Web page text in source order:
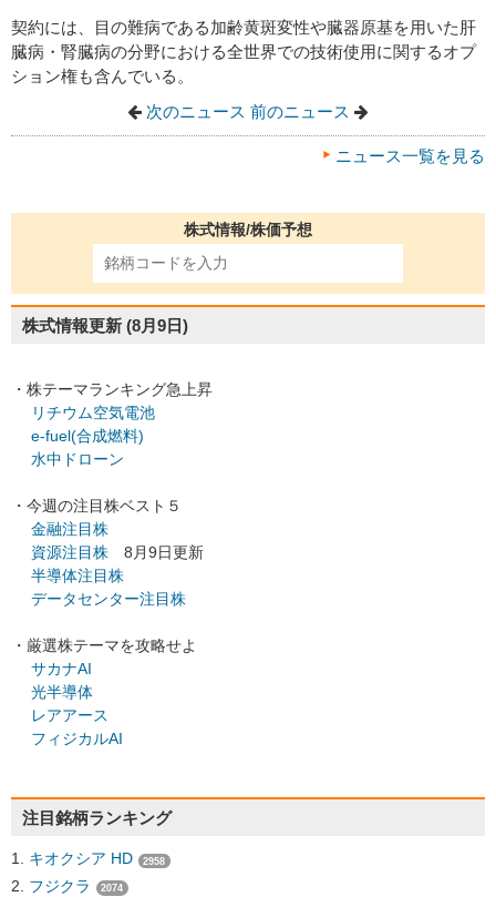
契約には、目の難病である加齢黄斑変性や臓器原基を用いた肝
臓病・腎臓病の分野における全世界での技術使用に関するオプ
ション権も含んでいる。
次のニュース 前のニュース
ニュース一覧を見る
株式情報/株価予想
株式情報更新 (8月9日)
・株テーマランキング急上昇
リチウム空気電池
e-fuel(合成燃料)
水中ドローン
・今週の注目株ベスト５
金融注目株
資源注目株 8月9日更新
半導体注目株
データセンター注目株
・厳選株テーマを攻略せよ
サカナAI
光半導体
レアアース
フィジカルAI
注目銘柄ランキング
キオクシア HD 2958
フジクラ 2074